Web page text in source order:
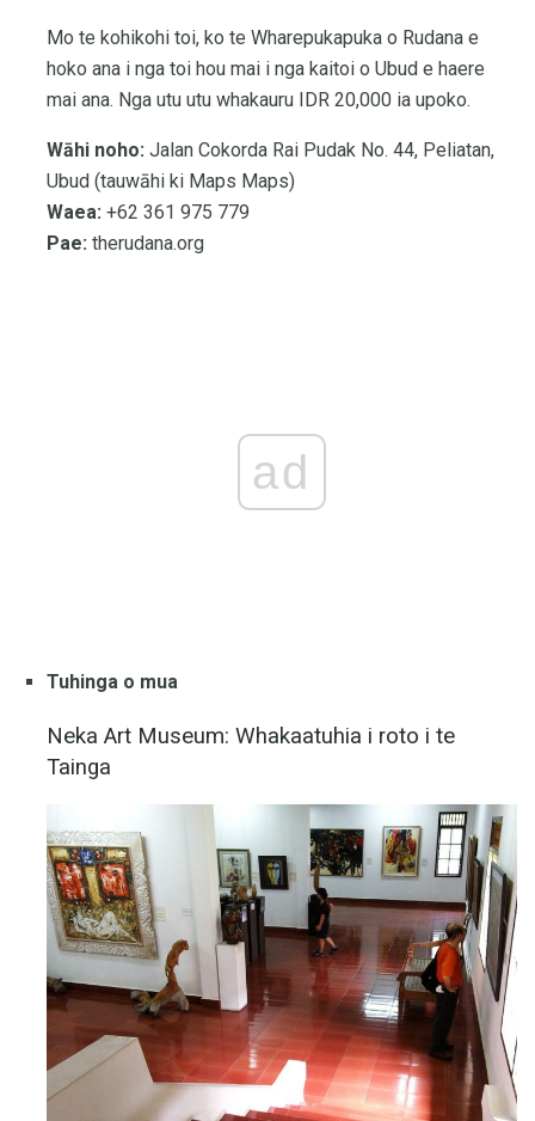
Mo te kohikohi toi, ko te Wharepukapuka o Rudana e
hoko ana i nga toi hou mai i nga kaitoi o Ubud e haere
mai ana. Nga utu utu whakauru IDR 20,000 ia upoko.
Wāhi noho: Jalan Cokorda Rai Pudak No. 44, Peliatan,
Ubud (tauwāhi ki Maps Maps)
Waea: +62 361 975 779
Pae: therudana.org
ad
Tuhinga o mua
Neka Art Museum: Whakaatuhia i roto i te
Tainga